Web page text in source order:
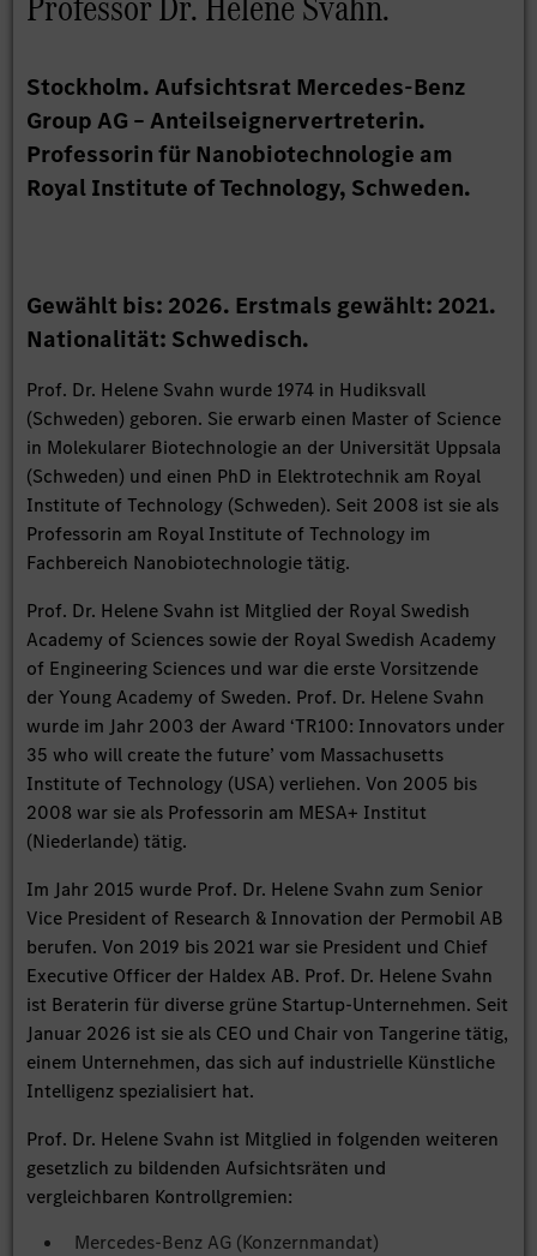
Stockholm. Aufsichtsrat Mercedes-Benz
Group AG – Anteilseignervertreterin.
Professorin für Nanobiotechnologie am
Royal Institute of Technology, Schweden.
Gewählt bis: 2026. Erstmals gewählt: 2021.
Nationalität: Schwedisch.
Prof. Dr. Helene Svahn wurde 1974 in Hudiksvall
(Schweden) geboren. Sie erwarb einen Master of Science
in Molekularer Biotechnologie an der Universität Uppsala
(Schweden) und einen PhD in Elektrotechnik am Royal
Institute of Technology (Schweden). Seit 2008 ist sie als
Professorin am Royal Institute of Technology im
Fachbereich Nanobiotechnologie tätig.
Prof. Dr. Helene Svahn ist Mitglied der Royal Swedish
Academy of Sciences sowie der Royal Swedish Academy
of Engineering Sciences und war die erste Vorsitzende
der Young Academy of Sweden. Prof. Dr. Helene Svahn
wurde im Jahr 2003 der Award ‘TR100: Innovators under
35 who will create the future’ vom Massachusetts
Institute of Technology (USA) verliehen. Von 2005 bis
2008 war sie als Professorin am MESA+ Institut
(Niederlande) tätig.
Im Jahr 2015 wurde Prof. Dr. Helene Svahn zum Senior
Vice President of Research & Innovation der Permobil AB
berufen. Von 2019 bis 2021 war sie President und Chief
Executive Officer der Haldex AB. Prof. Dr. Helene Svahn
ist Beraterin für diverse grüne Startup-Unternehmen. Seit
Januar 2026 ist sie als CEO und Chair von Tangerine tätig,
einem Unternehmen, das sich auf industrielle Künstliche
Intelligenz spezialisiert hat.
Prof. Dr. Helene Svahn ist Mitglied in folgenden weiteren
gesetzlich zu bildenden Aufsichtsräten und
vergleichbaren Kontrollgremien:
Mercedes-Benz AG (Konzernmandat)